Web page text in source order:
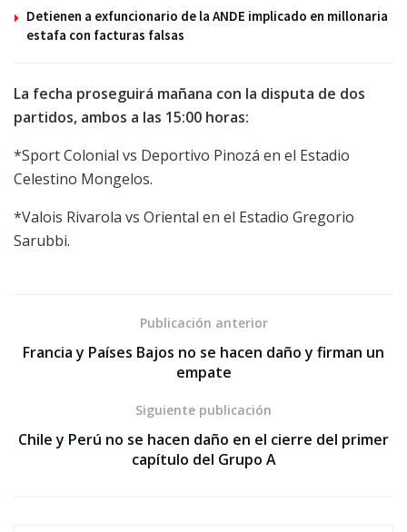
Detienen a exfuncionario de la ANDE implicado en millonaria
estafa con facturas falsas
La fecha proseguirá mañana con la disputa de dos
partidos, ambos a las 15:00 horas:
*Sport Colonial vs Deportivo Pinozá en el Estadio
Celestino Mongelos.
*Valois Rivarola vs Oriental en el Estadio Gregorio
Sarubbi.
Publicación anterior
Francia y Países Bajos no se hacen daño y firman un
empate
Siguiente publicación
Chile y Perú no se hacen daño en el cierre del primer
capítulo del Grupo A